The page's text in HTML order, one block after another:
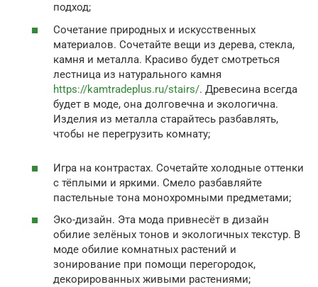
подход;
Сочетание природных и искусственных
материалов. Сочетайте вещи из дерева, стекла,
камня и металла. Красиво будет смотреться
лестница из натурального камня
https://kamtradeplus.ru/stairs/. Древесина всегда
будет в моде, она долговечна и экологична.
Изделия из металла старайтесь разбавлять,
чтобы не перегрузить комнату;
Игра на контрастах. Сочетайте холодные оттенки
с тёплыми и яркими. Смело разбавляйте
пастельные тона монохромными предметами;
Эко-дизайн. Эта мода привнесёт в дизайн
обилие зелёных тонов и экологичных текстур. В
моде обилие комнатных растений и
зонирование при помощи перегородок,
декорированных живыми растениями;